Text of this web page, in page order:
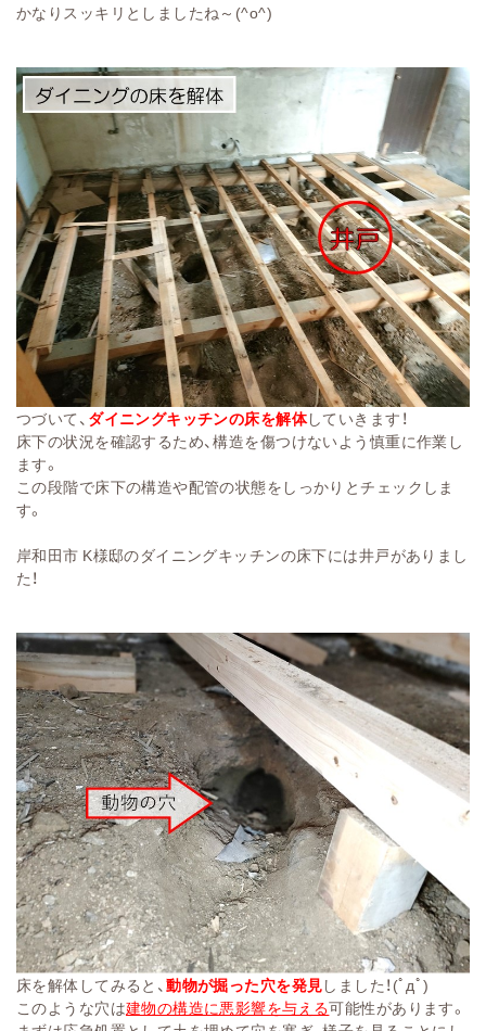
かなりスッキリとしましたね～(^o^)
つづいて、 ダイニングキッチンの床を解体していきます！
床下の状況を確認するため、構造を傷つけないよう慎重に作業し
ます。
この段階で床下の構造や配管の状態をしっかりとチェックしま
す。
岸和田市 K様邸のダイニングキッチンの床下には井戸がありまし
た！
床を解体してみると、動物が掘った穴を発見しました！(ﾟдﾟ)
このような穴は建物の構造に悪影響を与える可能性があります。